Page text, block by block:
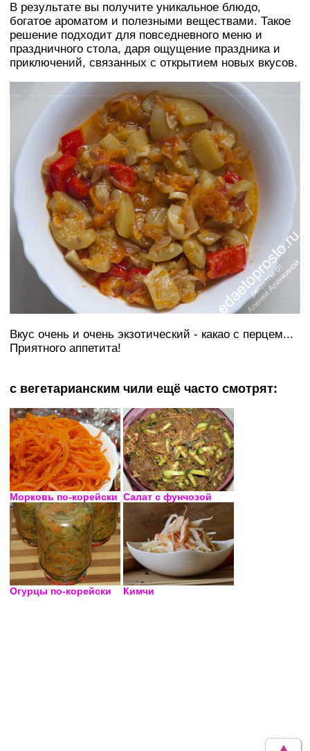
В результате вы получите уникальное блюдо,
богатое ароматом и полезными веществами. Такое
решение подходит для повседневного меню и
праздничного стола, даря ощущение праздника и
приключений, связанных с открытием новых вкусов.
Вкус очень и очень экзотический - какао с перцем...
Приятного аппетита!
с вегетарианским чили ещё часто смотрят:
Морковь по-корейски Салат с фунчозой
Огурцы по-корейски Кимчи